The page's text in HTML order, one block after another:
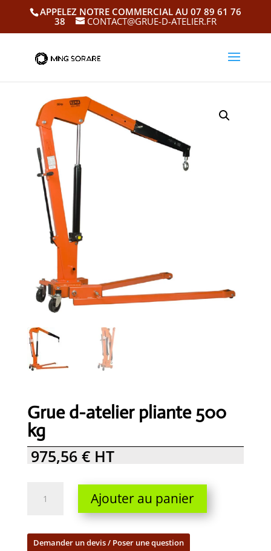
APPELEZ NOTRE COMMERCIAL AU 07 89 61 76
38
CONTACT@GRUE-D-ATELIER.FR
Grue d-atelier pliante 500
kg
975,56 € HT
500
Ajouter au panier
Demander un devis / Poser une question